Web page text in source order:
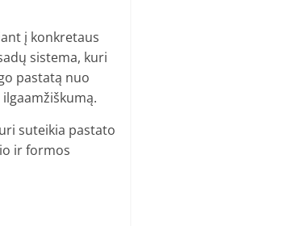
į konkretaus
sistema, kuri
pastatą nuo
suteikia pastato
ir formos